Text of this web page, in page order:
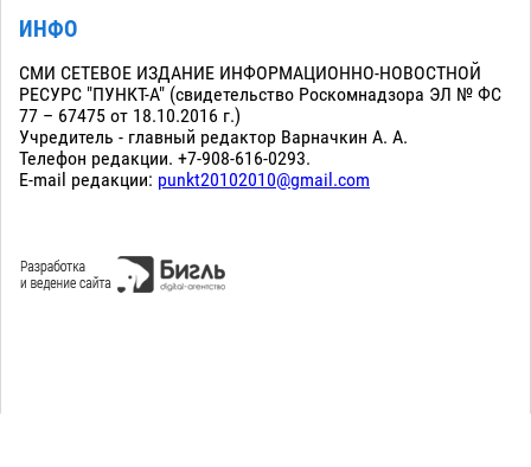
ИНФО
СМИ СЕТЕВОЕ ИЗДАНИЕ ИНФОРМАЦИОННО-НОВОСТНОЙ
РЕСУРС "ПУНКТ-А" (свидетельство Роскомнадзора ЭЛ № ФС
77 – 67475 от 18.10.2016 г.)
Учредитель - главный редактор Варначкин А. А.
Телефон редакции. +7-908-616-0293.
E-mail редакции: punkt20102010@gmail.com